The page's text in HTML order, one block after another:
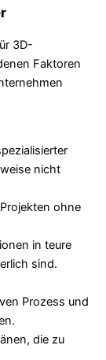
3D-
Faktoren
nicht
ohne
in teure
sind.
Prozess und
die zu